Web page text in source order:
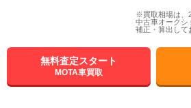
※買取相場は、
中古車オークシ
補正・算出して
無料査定スタート
MOTA車買取